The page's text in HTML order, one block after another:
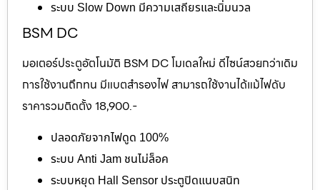
ระบบ Slow Down มีความเสถียรและนิ่มนวล
BSM DC
มอเตอร์ประตูอัตโนมัติ BSM DC โมเดลใหม่ ดีไซน์สวยกว่าเดิม
การใช้งานถึกทน มีแบตสำรองไฟ สามารถใช้งานได้แม้ไฟดับ
ราคารวมติดตั้ง 18,900.-
ปลอดภัยจากไฟดูด 100%
ระบบ Anti Jam ชนไม่ล็อค
ระบบหยุด Hall Sensor ประตูปิดแนบสนิท